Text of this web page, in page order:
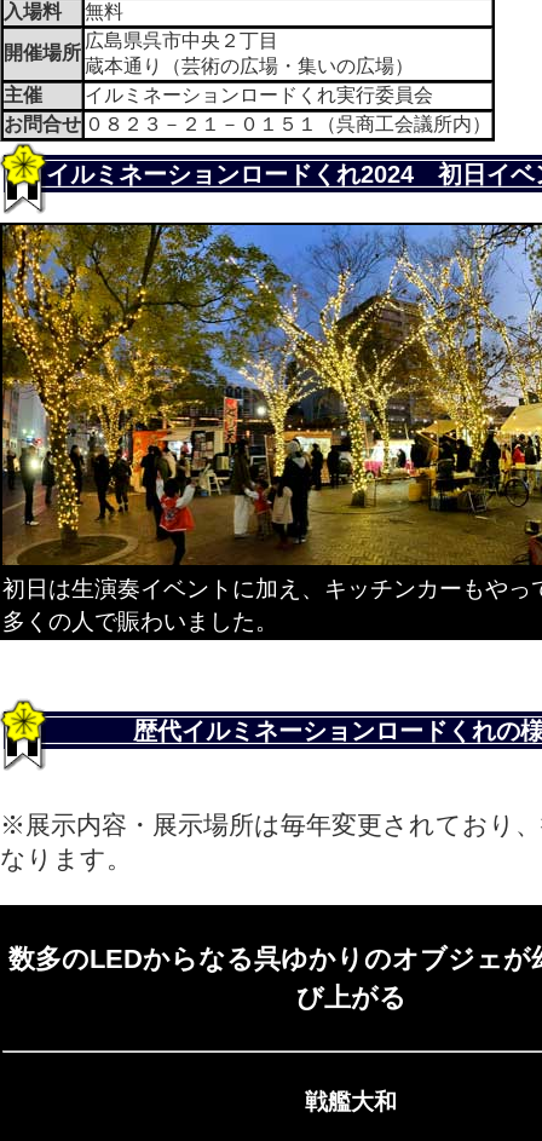
入場料
無料
開催場所
広島県呉市中央２丁目
蔵本通り（芸術の広場・集いの広場）
主催
イルミネーションロードくれ実行委員会
お問合せ ０８２３－２１－０１５１（呉商工会議所内）
イルミネーションロードくれ2024 初日イベ
初日は生演奏イベントに加え、キッチンカーもやっ
多くの人で賑わいました。
歴代イルミネーションロードくれの
※展示内容・展示場所は毎年変更されており
なります。
数多のLEDからなる呉ゆかりのオブジェが
び上がる
戦艦大和